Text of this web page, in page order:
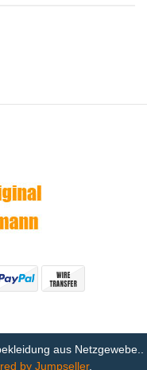
aus Netzgewebe..
by Jumpseller.